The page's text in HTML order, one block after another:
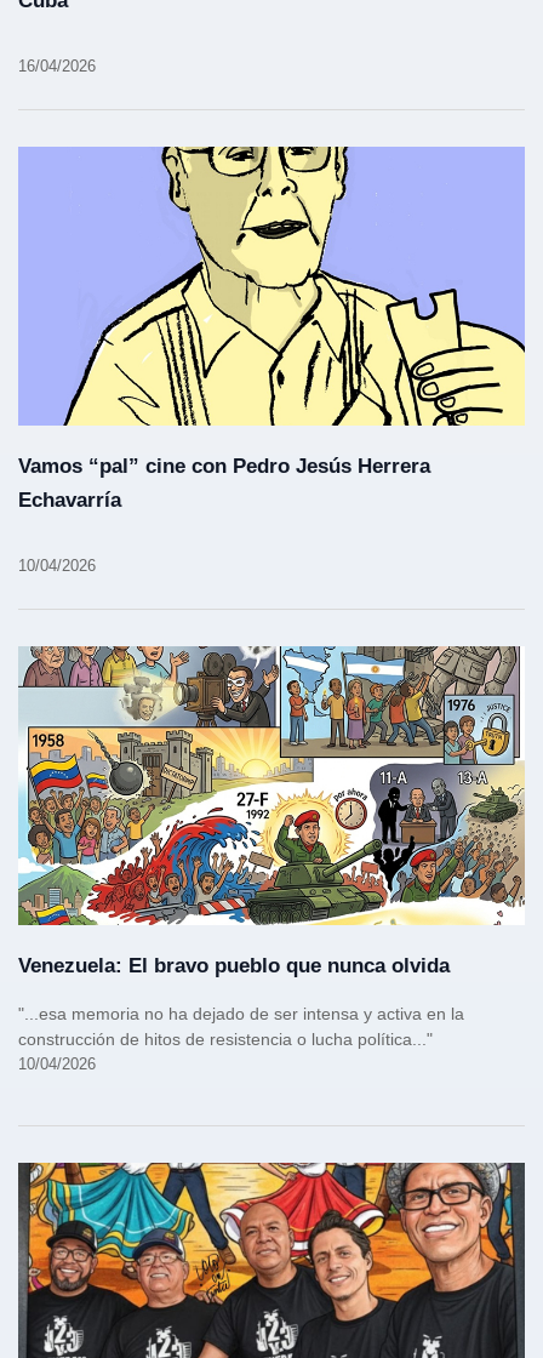
16/04/2026
Vamos “pal” cine con Pedro Jesús Herrera
Echavarría
10/04/2026
Venezuela: El bravo pueblo que nunca olvida
"...esa memoria no ha dejado de ser intensa y activa en la
construcción de hitos de resistencia o lucha política..."
10/04/2026